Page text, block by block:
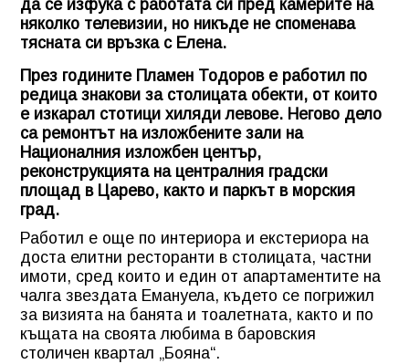
да се изфука с работата си пред камерите на
няколко телевизии, но никъде не споменава
тясната си връзка с Елена.
През годините Пламен Тодоров е работил по
редица знакови за столицата обекти, от които
е изкарал стотици хиляди левове. Негово дело
са ремонтът на изложбените зали на
Националния изложбен център,
реконструкцията на централния градски
площад в Царево, както и паркът в морския
град.
Работил е още по интериора и екстериора на
доста елитни ресторанти в столицата, частни
имоти, сред които и един от апартаментите на
чалга звездата Емануела, където се погрижил
за визията на банята и тоалетната, както и по
къщата на своята любима в баровския
столичен квартал „Бояна“.